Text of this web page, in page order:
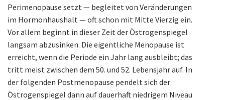
Perimenopause setzt — begleitet von Veränderungen
im Hormonhaushalt — oft schon mit Mitte Vierzig ein.
Vor allem beginnt in dieser Zeit der Östrogenspiegel
langsam abzusinken. Die eigentliche Menopause ist
erreicht, wenn die Periode ein Jahr lang ausbleibt; das
tritt meist zwischen dem 50. und 52. Lebensjahr auf. In
der folgenden Postmenopause pendelt sich der
Östrogenspiegel dann auf dauerhaft niedrigem Niveau